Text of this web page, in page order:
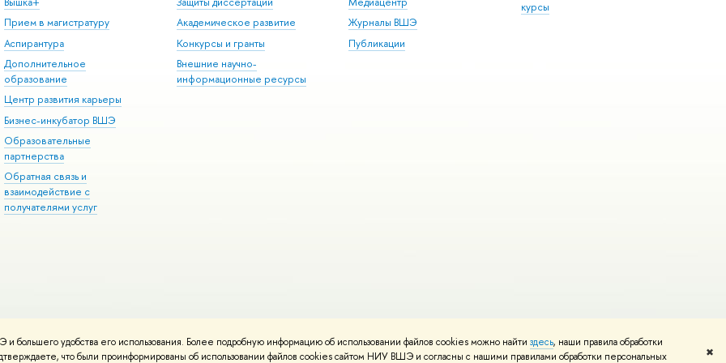
удобства его использования. Более подробную информацию об использовании файлов cookies можно найти здесь, наши правила обработки
что были проинформированы об использовании файлов cookies сайтом НИУ ВШЭ и согласны с нашими правилами обработки персональных ✖
Прием в магистратуру
Аспирантура
Дополнительное
образование
Центр развития карьеры
Бизнес-инкубатор ВШЭ
Образовательные
партнерства
Обратная связь и
взаимодействие с
получателями услуг
Академическое развитие
Конкурсы и гранты
Внешние научно-
информационные ресурсы
Журналы ВШЭ
Публикации
курсы
Редактору
Условия использования материалов Политика конфиденциальности Карта сайта
вШколе дизайна НИУ ВШЭ